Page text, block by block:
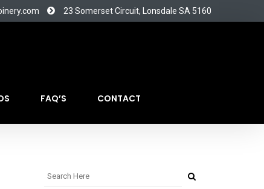
23 Somerset Circuit, Lonsdale SA 5160
FAQ’S CONTACT